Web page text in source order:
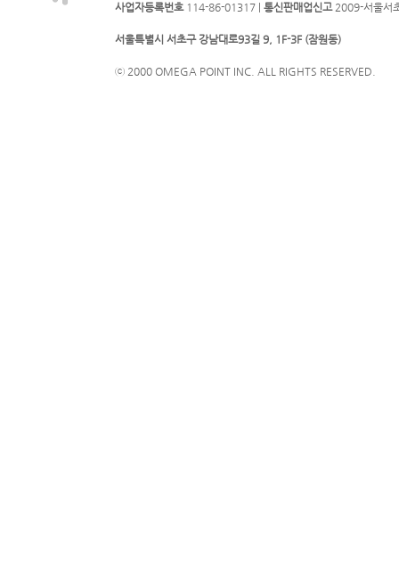
사업자등록번호114-86-01317 | 통신판매업신고2009-서울서
서울특별시 서초구 강남대로93길 9, 1F-3F (잠원동)
ⓒ 2000 OMEGA POINT INC. ALL RIGHTS RESERVED.